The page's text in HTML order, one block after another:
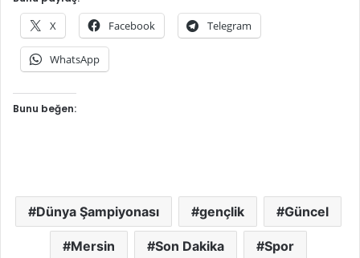
X Facebook Telegram
WhatsApp
Bunu beğen:
Dünya Şampiyonası gençlik Güncel
Mersin Son Dakika Spor